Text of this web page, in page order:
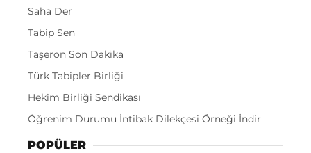
Saha Der
Tabip Sen
Taşeron Son Dakika
Türk Tabipler Birliği
Hekim Birliği Sendikası
Öğrenim Durumu İntibak Dilekçesi Örneği İndir
POPÜLER